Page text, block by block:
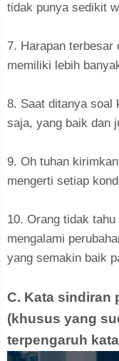
tidak punya sedikit
7. Harapan terbesar
memiliki lebih
8. Saat ditanya soal
saja, yang baik dan
9. Oh tuhan
mengerti setiap
10. Orang tidak
mengalami
yang semakin baik
C. Kata sindiran
(khusus yang
terpengaruh